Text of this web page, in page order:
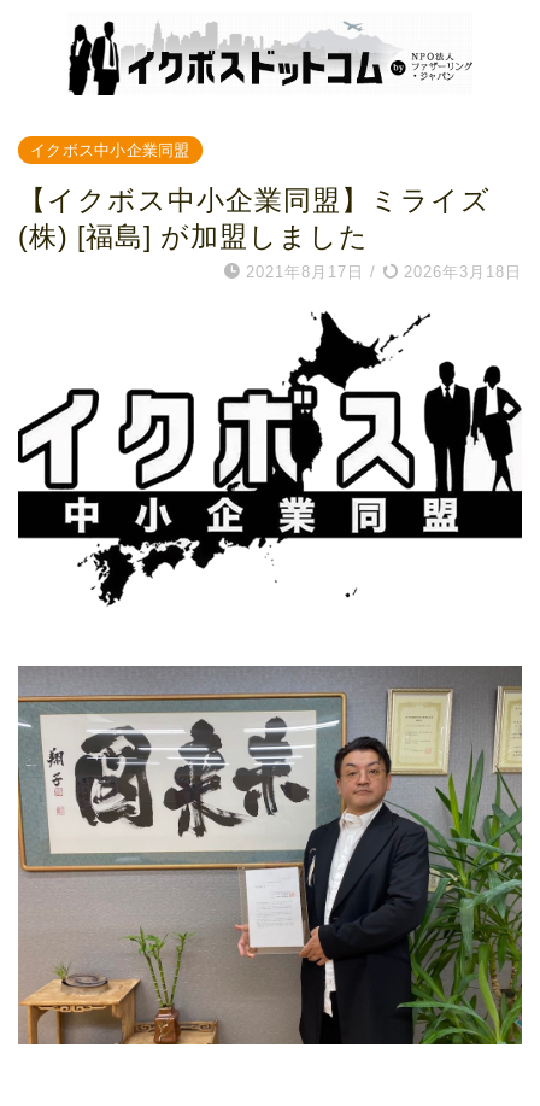
イクボス中小企業同盟
【イクボス中小企業同盟】ミライズ
(株) [福島] が加盟しました
2021年8月17日 / 2026年3月18日